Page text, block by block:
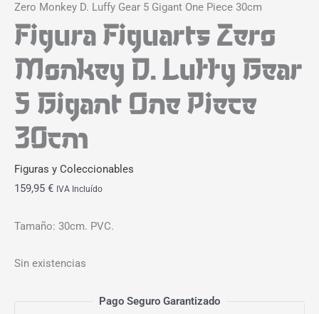
Zero Monkey D. Luffy Gear 5 Gigant One Piece 30cm
Figura Figuarts Zero
Monkey D. Luffy Gear
5 Gigant One Piece
30cm
Figuras y Coleccionables
159,95 € IVA Incluído
Tamaño: 30cm. PVC.
Sin existencias
Pago Seguro Garantizado